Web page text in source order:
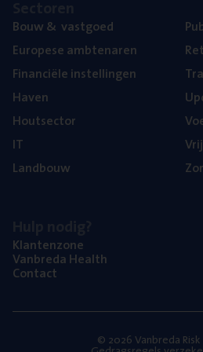
Bouw& vastgoed
Euro­pe­se ambtenaren
Finan­ci­ë­le instellingen
Haven
Hout­sec­tor
IT
Land­bouw
Klan­ten­zo­ne
Van­b­re­da Health
Con­tact
© 2026 Vanbreda